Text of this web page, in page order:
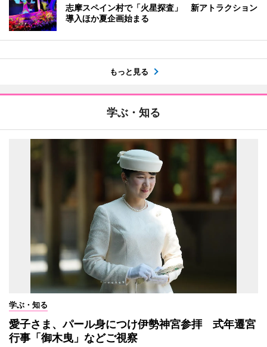
志摩スペイン村で「火星探査」 新アトラクション
導入ほか夏企画始まる
もっと見る
学ぶ・知る
学ぶ・知る
愛子さま、パール身につけ伊勢神宮参拝 式年遷宮
行事「御木曳」などご視察